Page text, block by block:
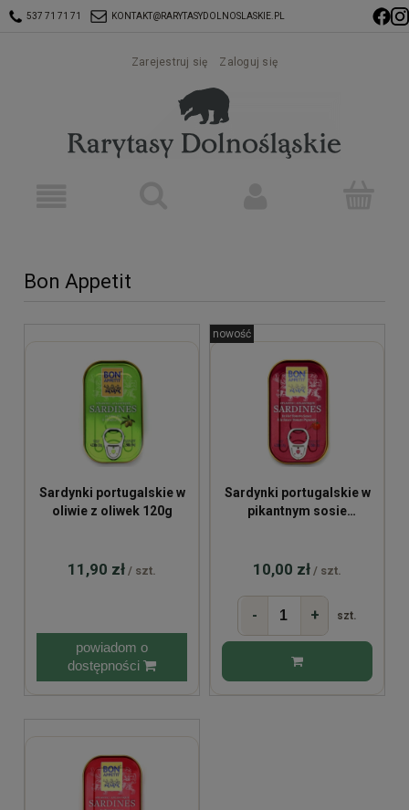
537 71 71 71 KONTAKT@RARYTASYDOLNOSLASKIE.PL
Zarejestruj się Zaloguj się
Bon Appetit
Sardynki portugalskie w
oliwie z oliwek 120g
11,90 zł / szt.
powiadom o
dostępności
Sardynki portugalskie w
pikantnym sosie
10,00 zł / szt.
- + szt.
nowość